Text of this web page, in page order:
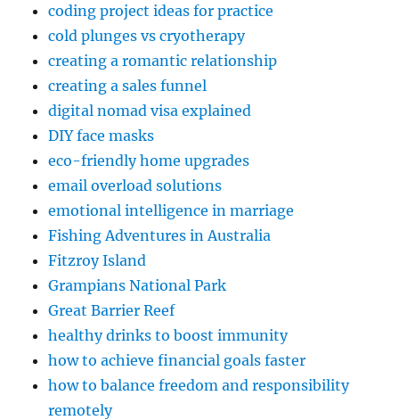
coding project ideas for practice
cold plunges vs cryotherapy
creating a romantic relationship
creating a sales funnel
digital nomad visa explained
DIY face masks
eco-friendly home upgrades
email overload solutions
emotional intelligence in marriage
Fishing Adventures in Australia
Fitzroy Island
Grampians National Park
Great Barrier Reef
healthy drinks to boost immunity
how to achieve financial goals faster
how to balance freedom and responsibility
remotely